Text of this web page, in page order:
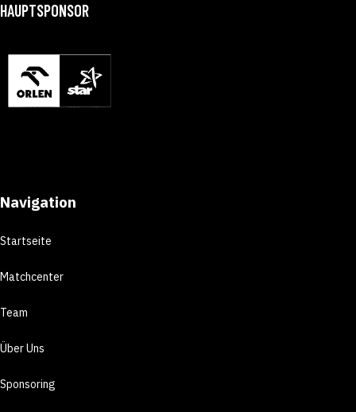
HAUPTSPONSOR
Navigation
Startseite
Matchcenter
Team
Über Uns
Sponsoring